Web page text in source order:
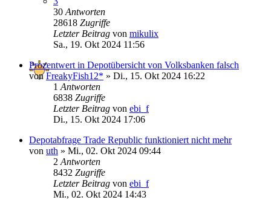
30 Antworten
28618 Zugriffe
Letzter Beitrag von mikulix
Sa., 19. Okt 2024 11:56
Prozentwert in Depotübersicht von Volksbanken falsch
vonFreakyFish12* » Di., 15. Okt 2024 16:22
1 Antworten
6838 Zugriffe
Letzter Beitrag von ebi_f
Di., 15. Okt 2024 17:06
Depotabfrage Trade Republic funktioniert nicht mehr
von uth » Mi., 02. Okt 2024 09:44
2 Antworten
8432 Zugriffe
Letzter Beitrag von ebi_f
Mi., 02. Okt 2024 14:43